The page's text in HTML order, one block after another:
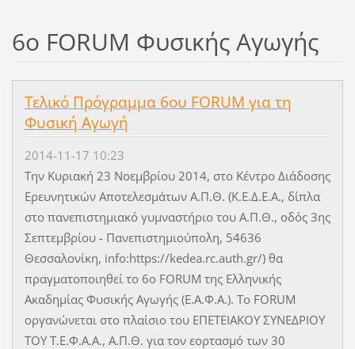
6ο FORUM Φυσικής Αγωγής
Τελικό Πρόγραμμα 6ου FORUM για τη
Φυσική Αγωγή
2014-11-17 10:23
Την Κυριακή 23 Νοεμβρίου 2014, στο Κέντρο Διάδοσης
Ερευνητικών Αποτελεσμάτων Α.Π.Θ. (Κ.Ε.Δ.Ε.Α., δίπλα
στο πανεπιστημιακό γυμναστήριο του Α.Π.Θ., οδός 3ης
Σεπτεμβρίου - Πανεπιστημιούπολη, 54636
Θεσσαλονίκη, info:https://kedea.rc.auth.gr/) θα
πραγματοποιηθεί το 6ο FORUM της Ελληνικής
Ακαδημίας Φυσικής Αγωγής (Ε.Α.Φ.Α.). To FORUM
οργανώνεται στο πλαίσιο του ΕΠΕΤΕΙΑΚΟΥ ΣΥΝΕΔΡΙΟΥ
ΤΟΥ Τ.Ε.Φ.Α.Α., Α.Π.Θ. για τον εορτασμό των 30